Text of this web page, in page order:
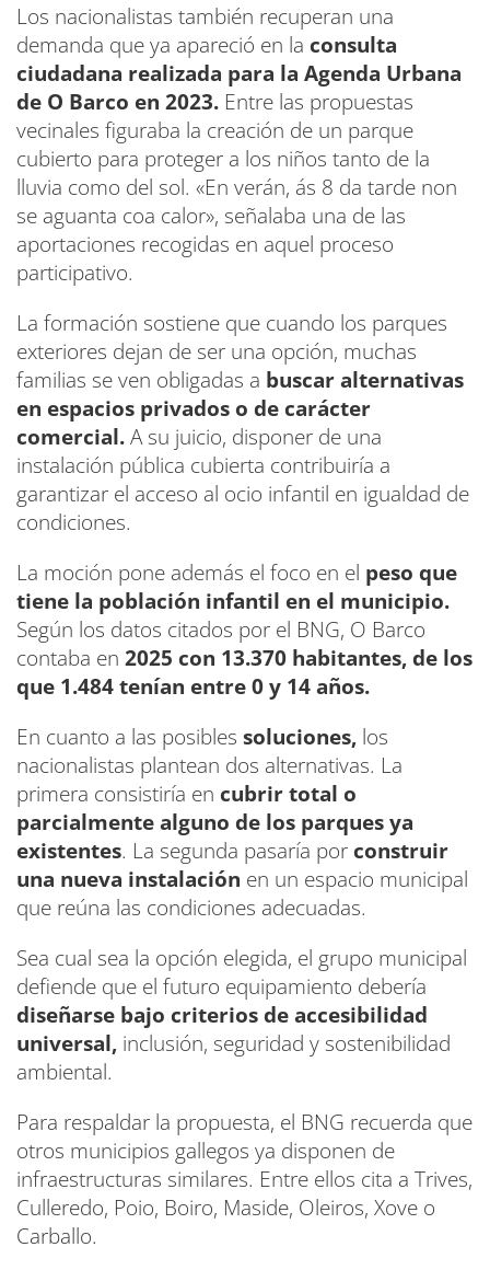
Los nacionalistas también recuperan una
demanda que ya apareció en la consulta
ciudadana realizada para la Agenda Urbana
de O Barco en 2023. Entre las propuestas
vecinales figuraba la creación de un parque
cubierto para proteger a los niños tanto de la
lluvia como del sol. «En verán, ás 8 da tarde non
se aguanta coa calor», señalaba una de las
aportaciones recogidas en aquel proceso
participativo.
La formación sostiene que cuando los parques
exteriores dejan de ser una opción, muchas
familias se ven obligadas a buscar alternativas
en espacios privados o de carácter
comercial.A su juicio, disponer de una
instalación pública cubierta contribuiría a
garantizar el acceso al ocio infantil en igualdad de
condiciones.
La moción pone además el foco en el peso que
tiene la población infantil en el municipio.
Según los datos citados por el BNG, O Barco
contaba en 2025 con 13.370 habitantes, de los
que 1.484 tenían entre 0 y 14 años.
En cuanto a las posibles soluciones, los
nacionalistas plantean dos alternativas. La
primera consistiría en cubrir total o
parcialmente alguno de los parques ya
existentes. La segunda pasaría por construir
una nueva instalación en un espacio municipal
que reúna las condiciones adecuadas.
Sea cual sea la opción elegida, el grupo municipal
defiende que el futuro equipamiento debería
diseñarse bajo criterios de accesibilidad
universal, inclusión, seguridad y sostenibilidad
ambiental.
Para respaldar la propuesta, el BNG recuerda que
otros municipios gallegos ya disponen de
infraestructuras similares. Entre ellos cita a Trives,
Culleredo, Poio, Boiro, Maside, Oleiros, Xove o
Carballo.